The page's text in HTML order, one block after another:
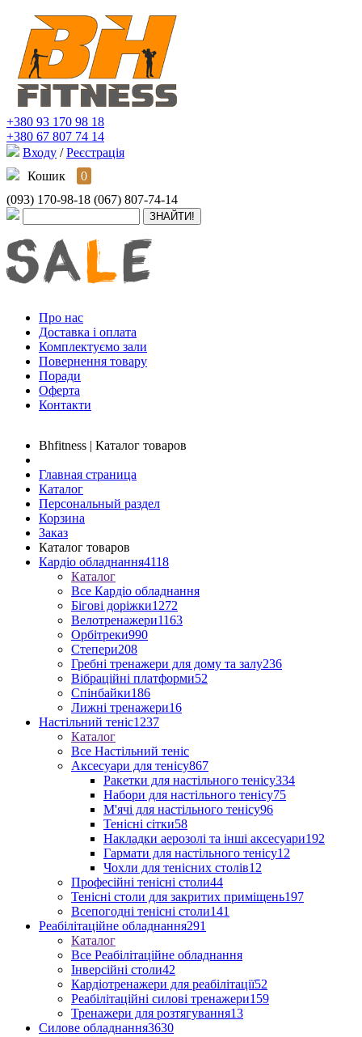
+380 93 170 98 18
+380 67 807 74 14
Входу / Реєстрація
Кошик
0
(093) 170-98-18 (067) 807-74-14
Про нас
Доставка і оплата
Комплектуємо зали
Повернення товару
Поради
Оферта
Контакти
Bhfitness | Каталог товаров
Главная страница
Каталог
Персональный раздел
Корзина
Заказ
Каталог товаров
Кардіо обладнання4118
Каталог
Все Кардіо обладнання
Бігові доріжки1272
Велотренажери1163
Орбітреки990
Степери208
Гребні тренажери для дому та залу236
Вібраційні платформи52
Спінбайки186
Лижні тренажери16
Настільний теніс1237
Каталог
Все Настільний теніс
Аксесуари для тенісу867
Ракетки для настільного тенісу334
Набори для настільного тенісу75
М'ячі для настільного тенісу96
Тенісні сітки58
Накладки аерозолі та інші аксесуари192
Гармати для настільного тенісу12
Чохли для тенісних столів12
Професійні тенісні столи44
Тенісні столи для закритих приміщень197
Всепогодні тенісні столи141
Реабілітаційне обладнання291
Каталог
Все Реабілітаційне обладнання
Інверсійні столи42
Кардіотренажери для реабілітації52
Реабілітаційні силові тренажери159
Тренажери для розтягування13
Силове обладнання3630